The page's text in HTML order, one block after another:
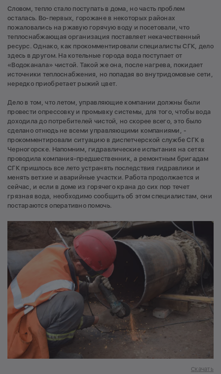
Словом, тепло стало поступать в дома, но часть проблем
осталась. Во-первых, горожане в некоторых районах
пожаловались на ржавую горячую воду и посетовали, что
теплоснабжающая организация поставляет некачественный
ресурс. Однако, как прокомментировали специалисты СГК, дело
здесь в другом. На котельные города вода поступает от
«Водоканала» чистой. Такой же она, после нагрева, покидает
источники теплоснабжения, но попадая во внутридомовые сети,
нередко приобретает рыжий цвет.
Дело в том, что летом, управляющие компании должны были
провести опрессовку и промывку системы, для того, чтобы вода
доходила до потребителей чистой, но скорее всего, это было
сделано отнюдь не всеми управляющими компаниями, -
прокомментировали ситуацию в диспетчерской службе СГК в
Черногорске. Напомним, гидравлические испытания на сетях
проводила компания-предшественник, а ремонтным бригадам
СГК пришлось все лето устранять последствия гидравлики и
менять ветхие и аварийные участки. Работа продолжается и
сейчас, и если в доме из горячего крана до сих пор течет
грязная вода, необходимо сообщить об этом специалистам, они
постараются оперативно помочь.
Скачать